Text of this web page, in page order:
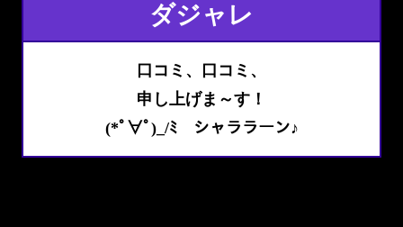
ダジャレ
口コミ、口コミ、
申し上げま～す！
(*ﾟ∀ﾟ)_/ﾐ シャララーン♪